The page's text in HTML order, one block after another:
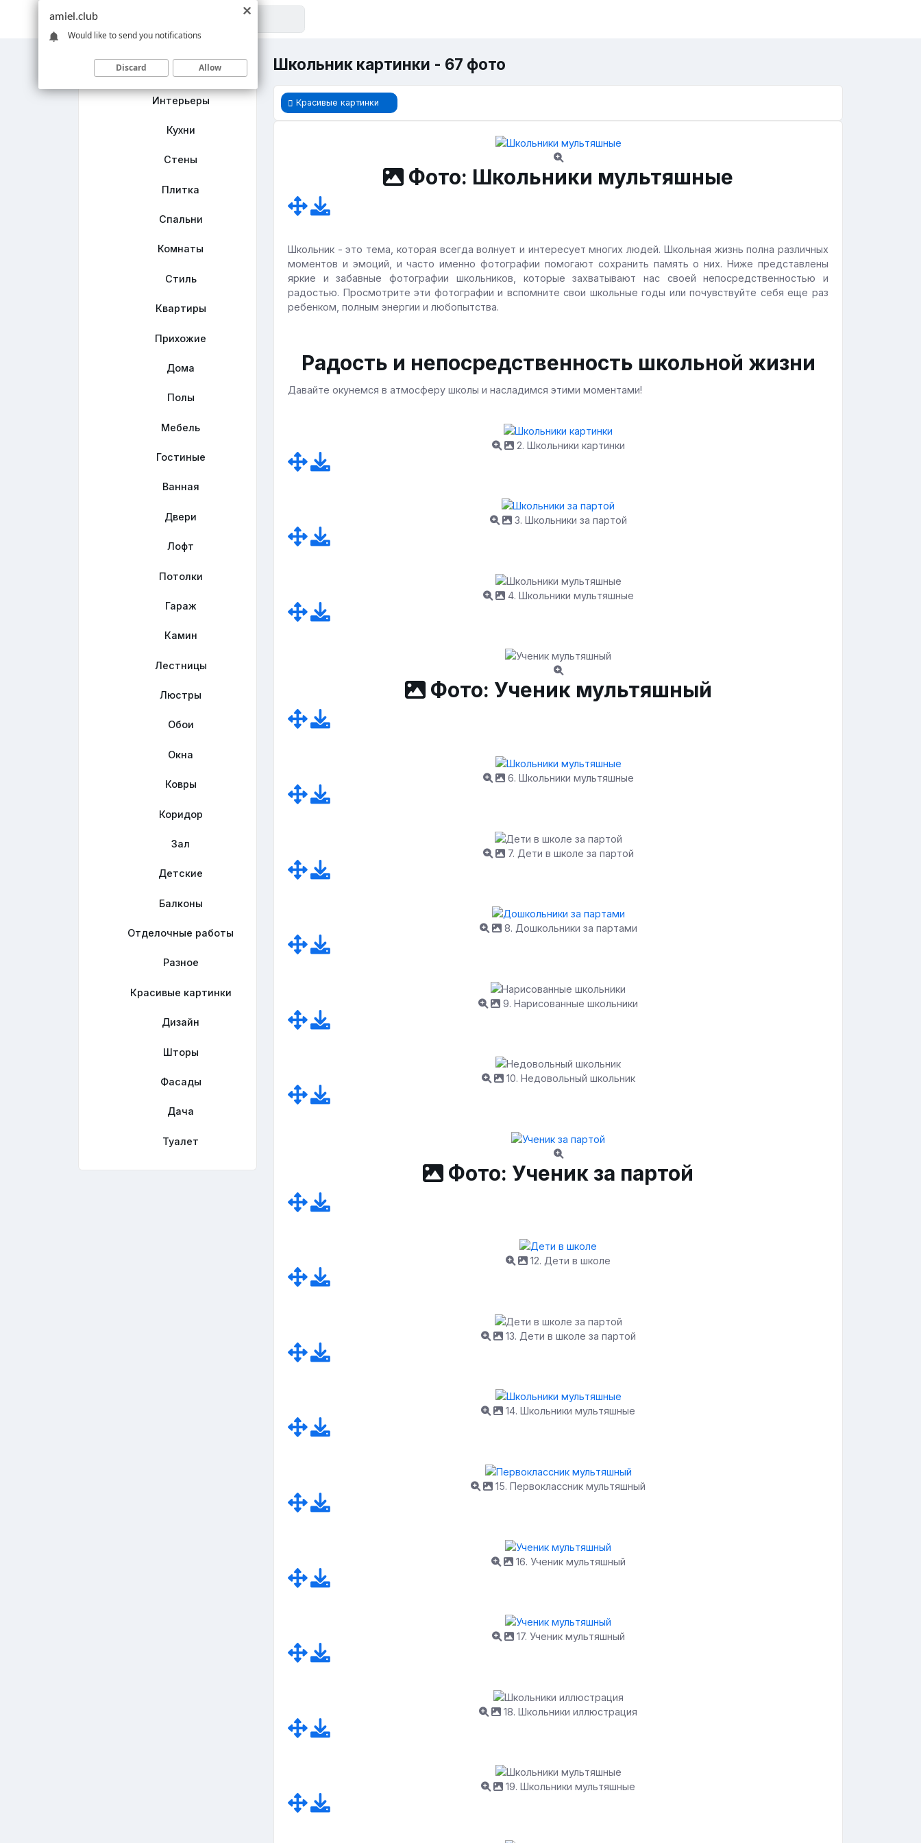
Главная
Интерьеры
Кухни
Стены
Плитка
Спальни
Комнаты
Стиль
Квартиры
Прихожие
Дома
Полы
Мебель
Гостиные
Ванная
Двери
Лофт
Потолки
Гараж
Камин
Лестницы
Люстры
Обои
Окна
Ковры
Коридор
Зал
Детские
Балконы
Отделочные работы
Разное
Красивые картинки
Дизайн
Шторы
Фасады
Дача
Туалет
Школьник картинки - 67 фото
Красивые картинки
Фото: Школьники мультяшные
Школьник - это тема, которая всегда волнует и интересует многих людей. Школьная жизнь полна различных
моментов и эмоций, и часто именно фотографии помогают сохранить память о них. Ниже представлены
яркие и забавные фотографии школьников, которые захватывают нас своей непосредственностью и
радостью. Просмотрите эти фотографии и вспомните свои школьные годы или почувствуйте себя еще раз
ребенком, полным энергии и любопытства.
Радость и непосредственность школьной жизни
Давайте окунемся в атмосферу школы и насладимся этими моментами!
2. Школьники картинки
3. Школьники за партой
4. Школьники мультяшные
Фото: Ученик мультяшный
6. Школьники мультяшные
7. Дети в школе за партой
8. Дошкольники за партами
9. Нарисованные школьники
10. Недовольный школьник
Фото: Ученик за партой
12. Дети в школе
13. Дети в школе за партой
14. Школьники мультяшные
15. Первоклассник мультяшный
16. Ученик мультяшный
17. Ученик мультяшный
18. Школьники иллюстрация
19. Школьники мультяшные
amiel.club
Would like to send you notifications
Discard Allow